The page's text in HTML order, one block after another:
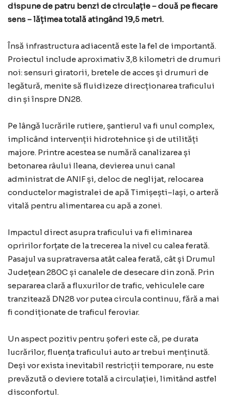
dispune de patru benzi de circulație – două pe fiecare
sens – lățimea totală atingând 19,5 metri.
Însă infrastructura adiacentă este la fel de importantă.
Proiectul include aproximativ 3,8 kilometri de drumuri
noi: sensuri giratorii, bretele de acces și drumuri de
legătură, menite să fluidizeze direcționarea traficului
din și înspre DN28.
Pe lângă lucrările rutiere, șantierul va fi unul complex,
implicând intervenții hidrotehnice și de utilități
majore. Printre acestea se numără canalizarea și
betonarea râului Ileana, devierea unui canal
administrat de ANIF și, deloc de neglijat, relocarea
conductelor magistralei de apă Timișești–Iași, o arteră
vitală pentru alimentarea cu apă a zonei.
Impactul direct asupra traficului va fi eliminarea
opririlor forțate de la trecerea la nivel cu calea ferată.
Pasajul va supratraversa atât calea ferată, cât și Drumul
Județean 280C și canalele de desecare din zonă. Prin
separarea clară a fluxurilor de trafic, vehiculele care
tranzitează DN28 vor putea circula continuu, fără a mai
fi condiționate de traficul feroviar.
Un aspect pozitiv pentru șoferi este că, pe durata
lucrărilor, fluența traficului auto ar trebui menținută.
Deși vor exista inevitabil restricții temporare, nu este
prevăzută o deviere totală a circulației, limitând astfel
disconfortul.